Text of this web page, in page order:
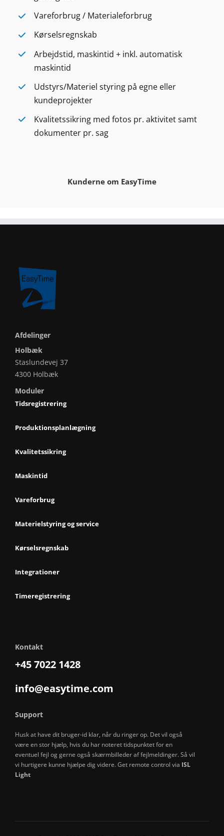
Vareforbrug / Materialeforbrug
Kørselsregnskab
Arbejdstid, maskintid + inkl. automatisk
maskintid
Udstyrs/Materiel styring på egne eller
kundeprojekter
Kvalitetssikring med fotos pr. aktivitet samt
dokumenter pr. sag
Kunderne om EasyTime
Afdelinger
Holbæk
Staslundevej 37
4300 Holbæk
Moduler
Tidsregistrering
Produktionsplanlægning
Kvalitetssikring
Maskintid
Vareforbrug
Materielstyring og service
Kørselsregnskab
Integrationer
Timeregistrering
Kontakt
+45 7022 1428
info@easytime.com
Support
Husk at have dit bruger-id klar, når du ringer op. Det vil også
være en stor hjælp, hvis du har noteret tidspunktet for en
eventuel fejl og gerne også skærmbilleder af fejlmeldinger. Så vil
vi hurtigere kunne hjælpe dig videre. Get remote control via ISL
Light